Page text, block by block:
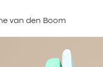
van den Boom